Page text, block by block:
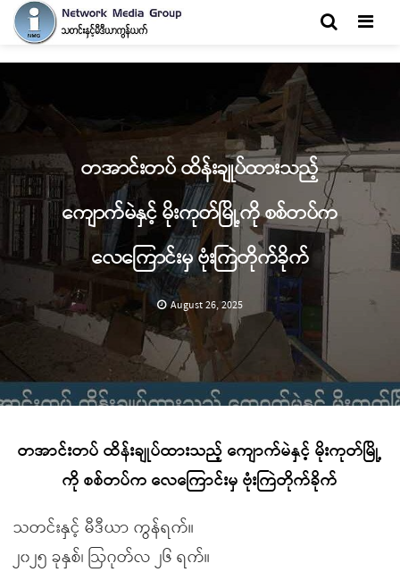
တအာင်းတပ် ထိန်းချုပ်ထားသည့်
ကျောက်မဲနှင့် မိုးကုတ်မြို့ကို စစ်တပ်က
လေကြောင်းမှ ဗုံးကြဲတိုက်ခိုက်
August 26, 2025
တအာင်းတပ် ထိန်းချုပ်ထားသည့် ကျောက်မဲနှင့် မိုးကုတ်မြို့
ကို စစ်တပ်က လေကြောင်းမှ ဗုံးကြဲတိုက်ခိုက်
သတင်းနှင့် မီဒီယာ ကွန်ရက်။
၂၀၂၅ ခုနှစ်၊ ဩဂုတ်လ ၂၆ ရက်။